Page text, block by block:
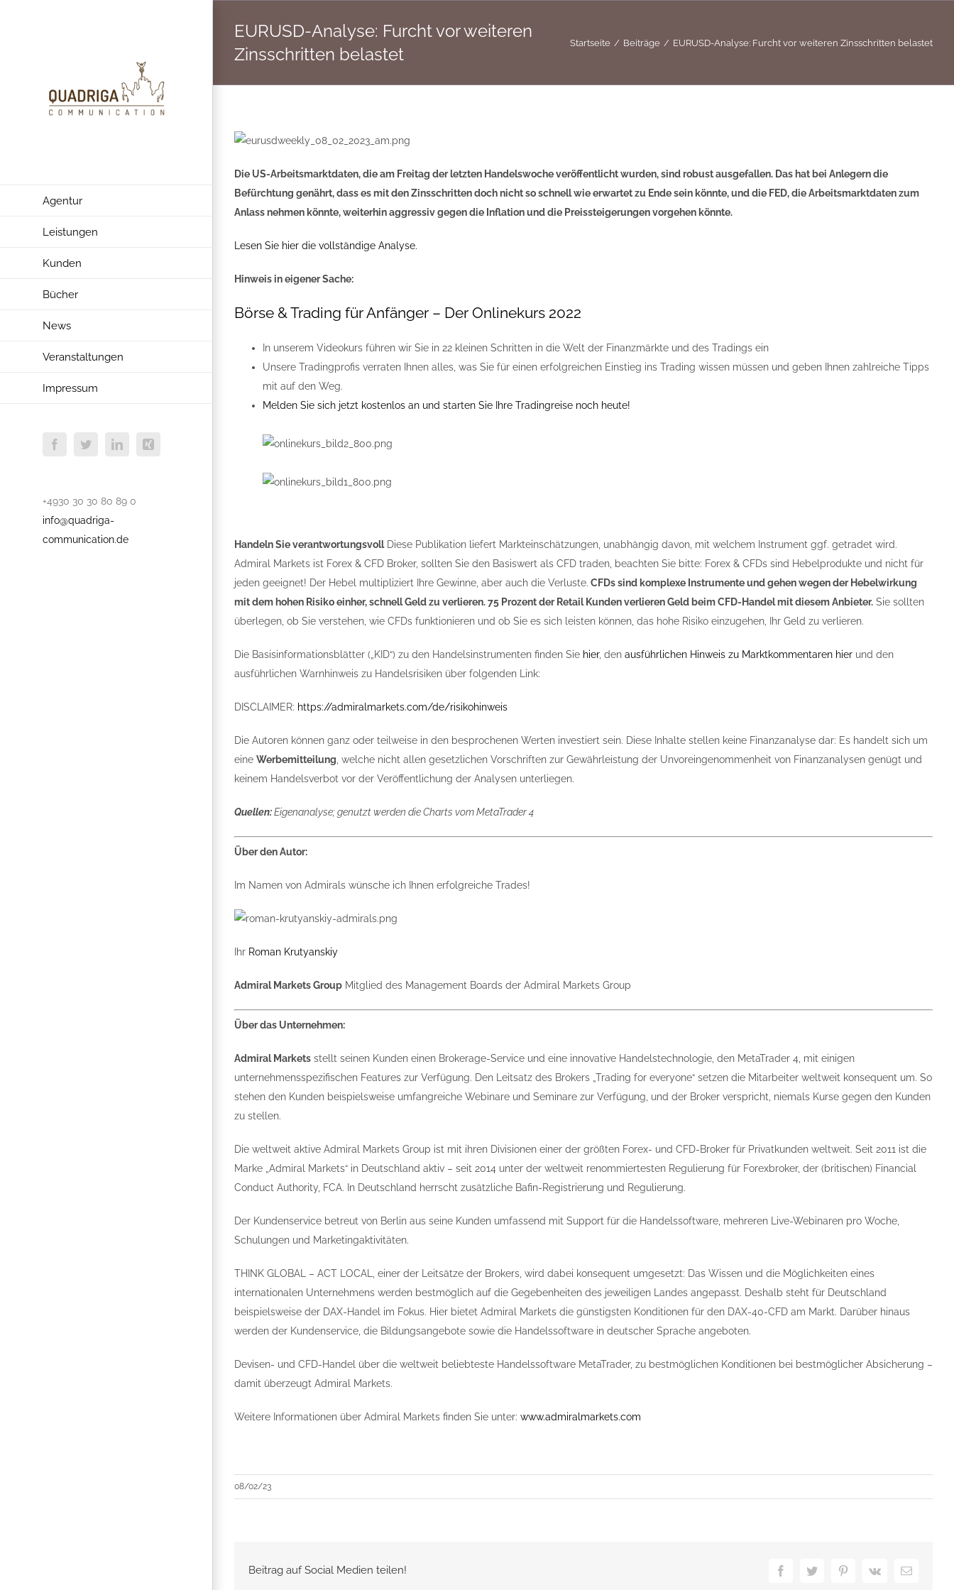
Agentur
Leistungen
Kunden
Bücher
News
Veranstaltungen
Impressum
FacebookTwitterLinkedInXing
+4930 30 30 80 89 0
info@quadriga-
communication.de
EURUSD-Analyse: Furcht vor weiteren
Zinsschritten belastet
Startseite Beiträge EURUSD-Analyse: Furcht vor weiteren Zinsschritten belastet
Die US-Arbeitsmarktdaten, die am Freitag der letzten Handelswoche veröffentlicht wurden, sind robust ausgefallen. Das hat bei Anlegern die
Befürchtung genährt, dass es mit den Zinsschritten doch nicht so schnell wie erwartet zu Ende sein könnte, und die FED, die Arbeitsmarktdaten zum
Anlass nehmen könnte, weiterhin aggressiv gegen die Inflation und die Preissteigerungen vorgehen könnte.
Lesen Sie hier die vollständige Analyse.
Hinweis in eigener Sache:
Börse & Trading für Anfänger – Der Onlinekurs 2022
In unserem Videokurs führen wir Sie in 22 kleinen Schritten in die Welt der Finanzmärkte und des Tradings ein
Unsere Tradingprofis verraten Ihnen alles, was Sie für einen erfolgreichen Einstieg ins Trading wissen müssen und geben Ihnen zahlreiche Tipps
mit auf den Weg.
Melden Sie sich jetzt kostenlos an und starten Sie Ihre Tradingreise noch heute!
Handeln Sie verantwortungsvollDiese Publikation liefert Markteinschätzungen, unabhängig davon, mit welchem Instrument ggf. getradet wird.
Admiral Markets ist Forex & CFD Broker, sollten Sie den Basiswert als CFD traden, beachten Sie bitte: Forex & CFDs sind Hebelprodukte und nicht für
jeden geeignet! Der Hebel multipliziert Ihre Gewinne, aber auch die Verluste. CFDs sind komplexe Instrumente und gehen wegen der Hebelwirkung
mit dem hohen Risiko einher, schnell Geld zu verlieren. 75 Prozent der Retail Kunden verlieren Geld beim CFD-Handel mit diesem Anbieter. Sie sollten
überlegen, ob Sie verstehen, wie CFDs funktionieren und ob Sie es sich leisten können, das hohe Risiko einzugehen, Ihr Geld zu verlieren.
Die Basisinformationsblätter („KID“) zu den Handelsinstrumenten finden Sie hier, den ausführlichen Hinweis zu Marktkommentaren hier und den
ausführlichen Warnhinweis zu Handelsrisiken über folgenden Link:
DISCLAIMER: https://admiralmarkets.com/de/risikohinweis
Die Autoren können ganz oder teilweise in den besprochenen Werten investiert sein. Diese Inhalte stellen keine Finanzanalyse dar: Es handelt sich um
eine Werbemitteilung , welche nicht allen gesetzlichen Vorschriften zur Gewährleistung der Unvoreingenommenheit von Finanzanalysen genügt und
keinem Handelsverbot vor der Veröffentlichung der Analysen unterliegen.
Quellen:Eigenanalyse; genutzt werden die Charts vom MetaTrader 4
Über den Autor:
Im Namen von Admirals wünsche ich Ihnen erfolgreiche Trades!
Ihr Roman Krutyanskiy
Admiral Markets Group Mitglied des Management Boards der Admiral Markets Group
Über das Unternehmen:
Admiral Markets stellt seinen Kunden einen Brokerage-Service und eine innovative Handelstechnologie, den MetaTrader 4, mit einigen
unternehmensspezifischen Features zur Verfügung. Den Leitsatz des Brokers „Trading for everyone“ setzen die Mitarbeiter weltweit konsequent um. So
stehen den Kunden beispielsweise umfangreiche Webinare und Seminare zur Verfügung, und der Broker verspricht, niemals Kurse gegen den Kunden
zu stellen.
Die weltweit aktive Admiral Markets Group ist mit ihren Divisionen einer der größten Forex- und CFD-Broker für Privatkunden weltweit. Seit 2011 ist die
Marke „Admiral Markets“ in Deutschland aktiv – seit 2014 unter der weltweit renommiertesten Regulierung für Forexbroker, der (britischen) Financial
Conduct Authority, FCA. In Deutschland herrscht zusätzliche Bafin-Registrierung und Regulierung.
Der Kundenservice betreut von Berlin aus seine Kunden umfassend mit Support für die Handelssoftware, mehreren Live-Webinaren pro Woche,
Schulungen und Marketingaktivitäten.
THINK GLOBAL – ACT LOCAL, einer der Leitsätze der Brokers, wird dabei konsequent umgesetzt: Das Wissen und die Möglichkeiten eines
internationalen Unternehmens werden bestmöglich auf die Gegebenheiten des jeweiligen Landes angepasst. Deshalb steht für Deutschland
beispielsweise der DAX-Handel im Fokus. Hier bietet Admiral Markets die günstigsten Konditionen für den DAX-40-CFD am Markt. Darüber hinaus
werden der Kundenservice, die Bildungsangebote sowie die Handelssoftware in deutscher Sprache angeboten.
Devisen- und CFD-Handel über die weltweit beliebteste Handelssoftware MetaTrader, zu bestmöglichen Konditionen bei bestmöglicher Absicherung –
damit überzeugt Admiral Markets.
Weitere Informationen über Admiral Markets finden Sie unter: www.admiralmarkets.com
08/02/23
Beitrag auf Social Medien teilen! FacebookTwitterPinterest
Vk
E-